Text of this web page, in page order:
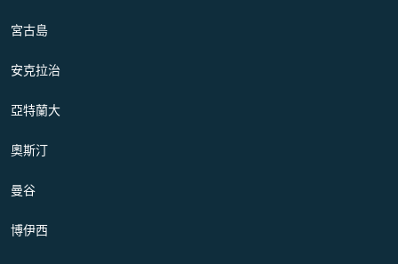
宮古島
安克拉治
亞特蘭大
奧斯汀
曼谷
博伊西